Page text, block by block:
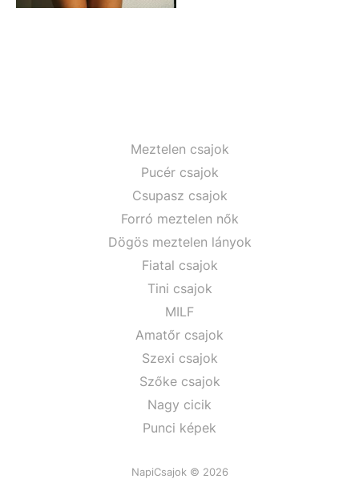
Meztelen csajok
Pucér csajok
Csupasz csajok
Forró meztelen nők
Dögös meztelen lányok
Fiatal csajok
Tini csajok
MILF
Amatőr csajok
Szexi csajok
Szőke csajok
Nagy cicik
Punci képek
NapiCsajok © 2026